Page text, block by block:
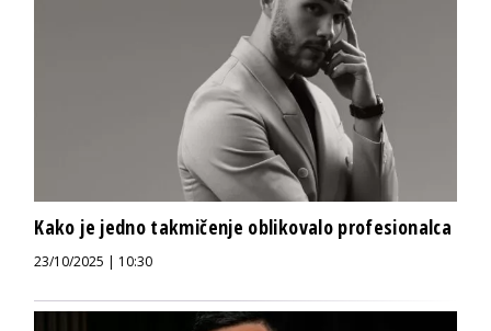
Kako je jedno takmičenje oblikovalo profesionalca
23/10/2025 | 10:30